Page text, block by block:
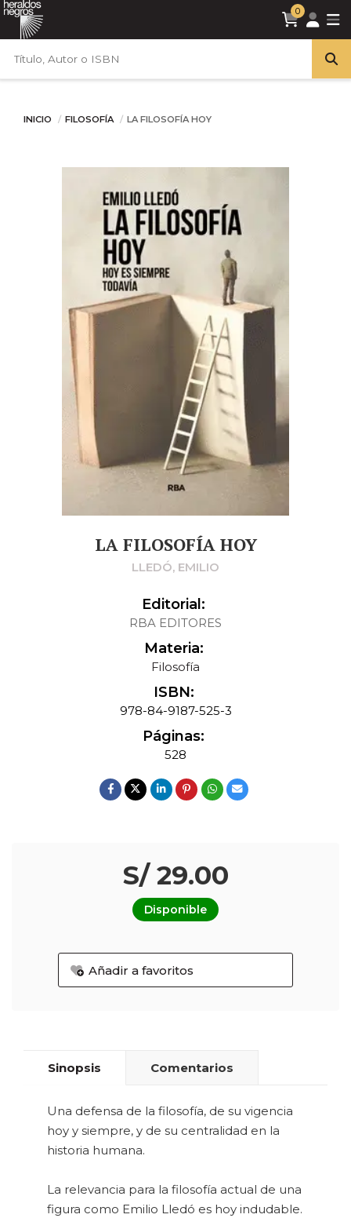
0
INICIO FILOSOFÍA LA FILOSOFÍA HOY
LA FILOSOFÍA HOY
LLEDÓ, EMILIO
Editorial:
RBA EDITORES
Materia:
Filosofía
ISBN:
978-84-9187-525-3
Páginas:
528
S/ 29.00
Disponible
Añadir a favoritos
Sinopsis Comentarios
Una defensa de la filosofía, de su vigencia
hoy y siempre, y de su centralidad en la
historia humana.
La relevancia para la filosofía actual de una
figura como Emilio Lledó es hoy indudable.